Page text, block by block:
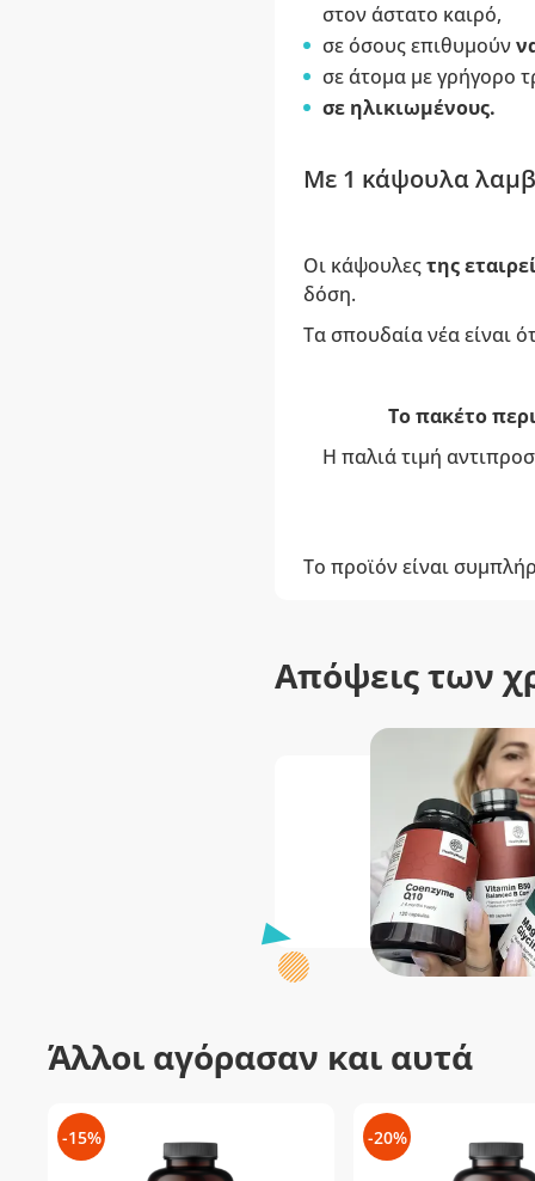
στον άστατο καιρό,
σε όσους επιθυμούν
σε άτομα με γρήγορο
σε ηλικιωμένους.
Με 1 κάψουλα
Οι κάψουλεςτης
δόση.
Τα σπουδαία νέα είναι
Το πακέτο
Η παλιά τιμή
Το προϊόν είναι
Απόψεις των
Άλλοι αγόρασαν και αυτά
-15% -20%